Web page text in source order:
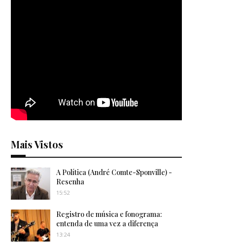
Mais Vistos
A Política (André Comte-Sponville) -
Resenha
15:52
Registro de música e fonograma:
entenda de uma vez a diferença
13:24